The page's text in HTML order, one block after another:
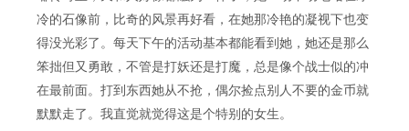
冷的石像前，比奇的风景再好看，在她那冷艳的凝视下也变
得没光彩了。每天下午的活动基本都能看到她，她还是那么
笨拙但又勇敢，不管是打妖还是打魔，总是像个战士似的冲
在最前面。打到东西她从不抢，偶尔捡点别人不要的金币就
默默走了。我直觉就觉得这是个特别的女生。